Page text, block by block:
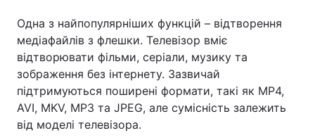
Одна з найпопулярніших функцій – відтворення
медіафайлів з флешки. Телевізор вміє
відтворювати фільми, серіали, музику та
зображення без інтернету. Зазвичай
підтримуються поширені формати, такі як MP4,
AVI, MKV, MP3 та JPEG, але сумісність залежить
від моделі телевізора.